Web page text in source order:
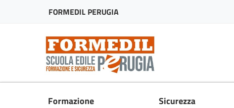
FORMEDIL PERUGIA
Formazione Sicurezza